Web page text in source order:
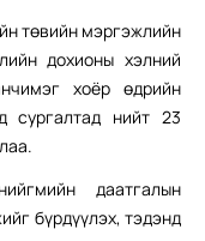
төвийн мэргэжлийн
дохионы хэлний
хоёр өдрийн
сургалтад нийт 23
даатгалын
бүрдүүлэх, тэдэнд